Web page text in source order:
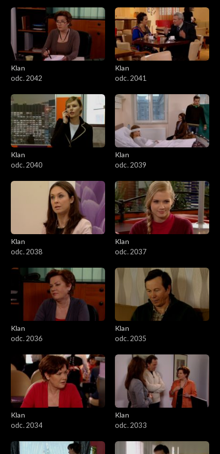
Klan
odc. 2042
Klan
odc. 2041
Klan
odc. 2040
Klan
odc. 2039
Klan
odc. 2038
Klan
odc. 2037
Klan
odc. 2036
Klan
odc. 2035
Klan
odc. 2034
Klan
odc. 2033